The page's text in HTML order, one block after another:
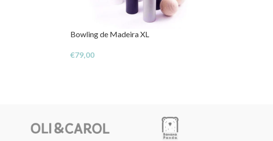
Bowling de Madeira XL
€79,00